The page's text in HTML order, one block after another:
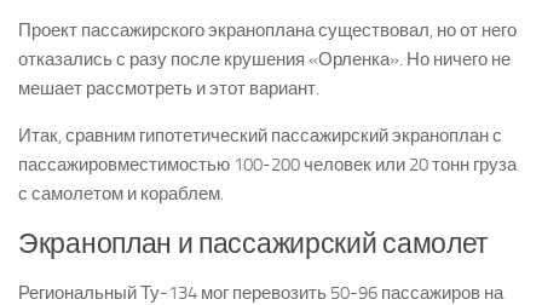
Проект пассажирского экраноплана существовал, но от него
отказались с разу после крушения «Орленка». Но ничего не
мешает рассмотреть и этот вариант.
Итак, сравним гипотетический пассажирский экраноплан с
пассажировместимостью 100-200 человек или 20 тонн груза
с самолетом и кораблем.
Экраноплан и пассажирский самолет
Региональный Ту-134 мог перевозить 50-96 пассажиров на